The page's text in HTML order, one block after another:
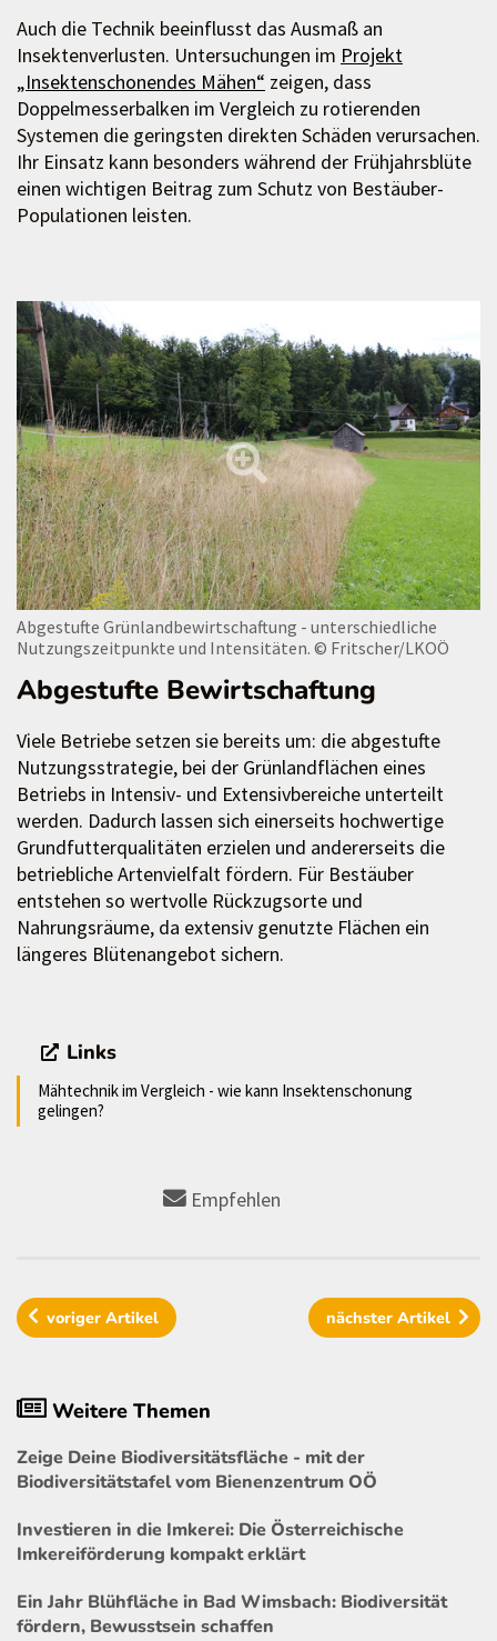
Auch die Technik beeinflusst das Ausmaß an
Insektenverlusten. Untersuchungen im Projekt
„Insektenschonendes Mähen“ zeigen, dass
Doppelmesserbalken im Vergleich zu rotierenden
Systemen die geringsten direkten Schäden verursachen.
Ihr Einsatz kann besonders während der Frühjahrsblüte
einen wichtigen Beitrag zum Schutz von Bestäuber-
Populationen leisten.
Abgestufte Grünlandbewirtschaftung - unterschiedliche
Nutzungszeitpunkte und Intensitäten. © Fritscher/LKOÖ
Abgestufte Bewirtschaftung
Viele Betriebe setzen sie bereits um: die abgestufte
Nutzungsstrategie, bei der Grünlandflächen eines
Betriebs in Intensiv- und Extensivbereiche unterteilt
werden. Dadurch lassen sich einerseits hochwertige
Grundfutterqualitäten erzielen und andererseits die
betriebliche Artenvielfalt fördern. Für Bestäuber
entstehen so wertvolle Rückzugsorte und
Nahrungsräume, da extensiv genutzte Flächen ein
längeres Blütenangebot sichern.
Links
Mähtechnik im Vergleich - wie kann Insektenschonung
gelingen?
Empfehlen
vorigerArtikel nächster Artikel
Weitere Themen
Zeige Deine Biodiversitätsfläche - mit der
Biodiversitätstafel vom Bienenzentrum OÖ
Investieren in die Imkerei: Die Österreichische
Imkereiförderung kompakt erklärt
Ein Jahr Blühfläche in Bad Wimsbach: Biodiversität
fördern, Bewusstsein schaffen